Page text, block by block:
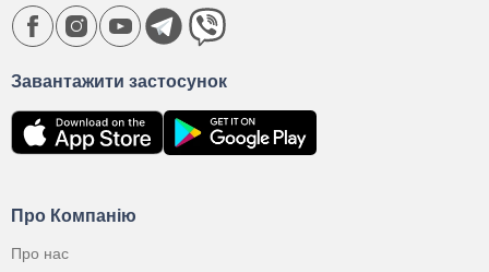
Про Компанію
Про нас
Завантажити застосунок